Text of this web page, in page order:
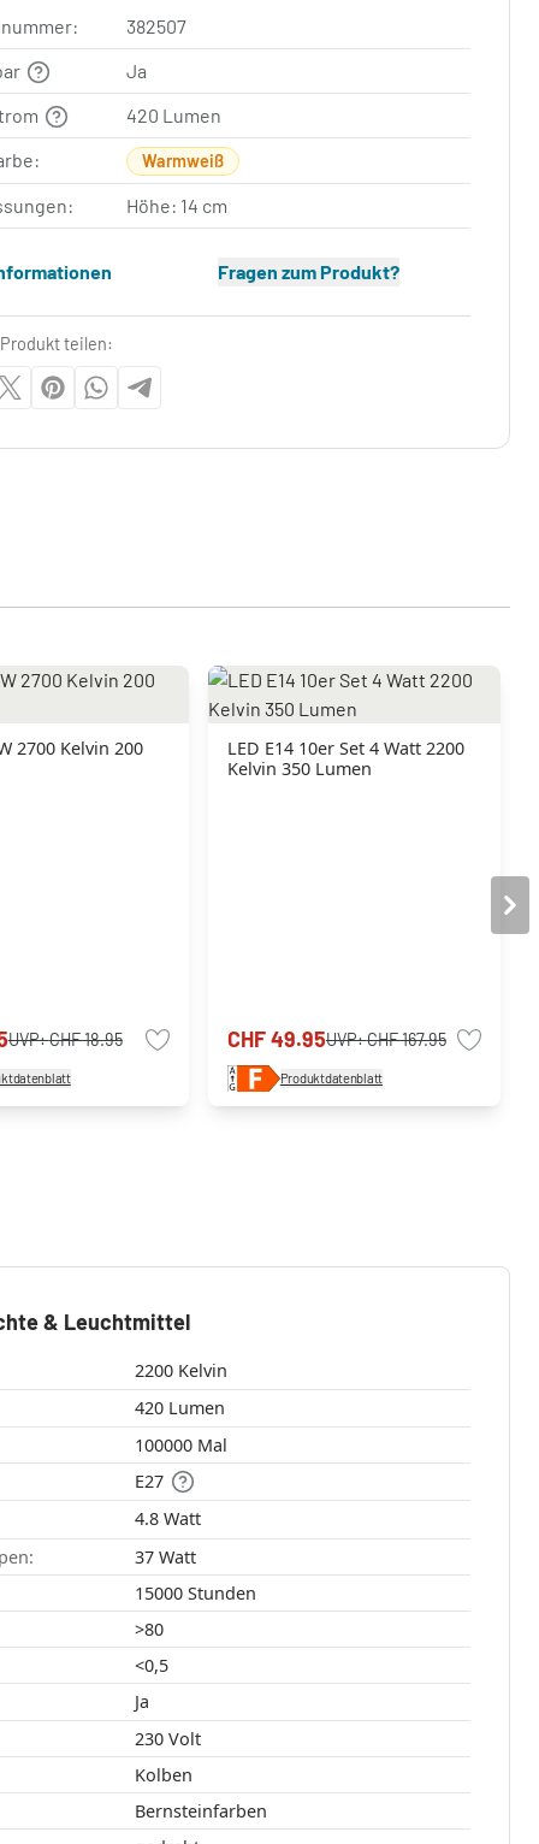
382507
Ja
420 Lumen
Warmweiß
Höhe: 14 cm
Fragen zum Produkt?
teilen:
2700 Kelvin 200
UVP:CHF 18.95
LED E14 10er Set 4 Watt 2200
Kelvin 350 Lumen
CHF 49.95UVP:CHF 167.95
Produktdatenblatt
& Leuchtmittel
2200 Kelvin
420 Lumen
100000 Mal
E27
4.8 Watt
37 Watt
15000 Stunden
>80
<0,5
Ja
230 Volt
Kolben
Bernsteinfarben